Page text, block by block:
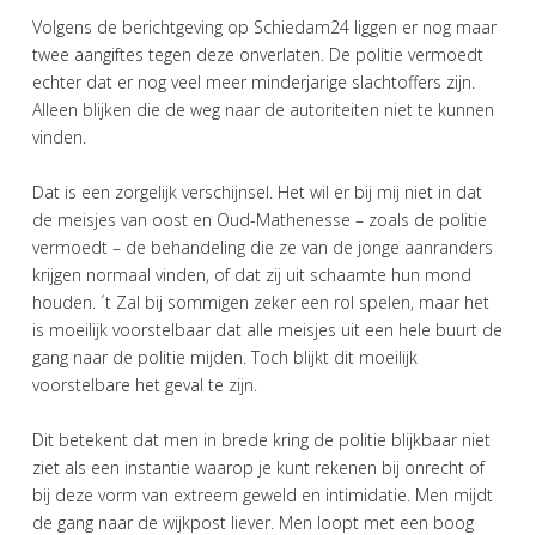
Volgens de berichtgeving op Schiedam24 liggen er nog maar
twee aangiftes tegen deze onverlaten. De politie vermoedt
echter dat er nog veel meer minderjarige slachtoffers zijn.
Alleen blijken die de weg naar de autoriteiten niet te kunnen
vinden.
Dat is een zorgelijk verschijnsel. Het wil er bij mij niet in dat
de meisjes van oost en Oud-Mathenesse – zoals de politie
vermoedt – de behandeling die ze van de jonge aanranders
krijgen normaal vinden, of dat zij uit schaamte hun mond
houden. ´t Zal bij sommigen zeker een rol spelen, maar het
is moeilijk voorstelbaar dat alle meisjes uit een hele buurt de
gang naar de politie mijden. Toch blijkt dit moeilijk
voorstelbare het geval te zijn.
Dit betekent dat men in brede kring de politie blijkbaar niet
ziet als een instantie waarop je kunt rekenen bij onrecht of
bij deze vorm van extreem geweld en intimidatie. Men mijdt
de gang naar de wijkpost liever. Men loopt met een boog